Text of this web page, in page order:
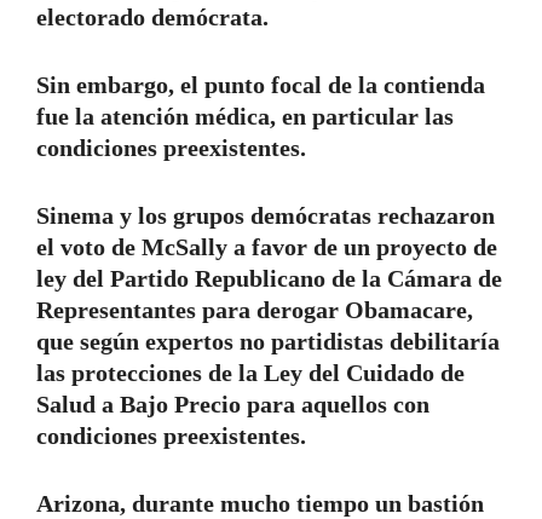
electorado demócrata.
Sin embargo, el punto focal de la contienda
fue la atención médica, en particular las
condiciones preexistentes.
Sinema y los grupos demócratas rechazaron
el voto de McSally a favor de un proyecto de
ley del Partido Republicano de la Cámara de
Representantes para derogar Obamacare,
que según expertos no partidistas debilitaría
las protecciones de la Ley del Cuidado de
Salud a Bajo Precio para aquellos con
condiciones preexistentes.
Arizona, durante mucho tiempo un bastión